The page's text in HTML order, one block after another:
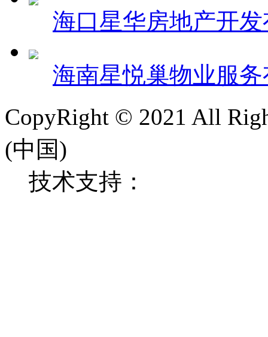
海口星华房地产开
海南星悦巢物业服
CopyRight © 2021 All
(中国)
技术支持：